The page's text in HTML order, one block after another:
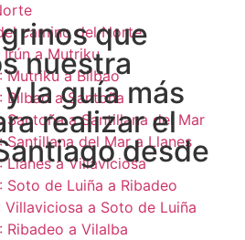
camino del Norte
Irún a Mutriku
Mutriku a Bilbao
Bilbao a Santoña
Santoña a Santillana del Mar
Santillana del Mar a Llanes
Llanes a Villaviciosa
Soto de Luiña a Ribadeo
Villaviciosa a Soto de Luiña
Ribadeo a Vilalba
que
nuestra
la guía más
realizar el
desde